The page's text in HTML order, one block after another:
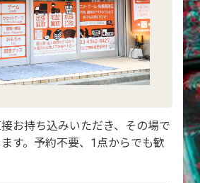
お持ち込みいただき、その場で
す。予約不要、1点からでも歓